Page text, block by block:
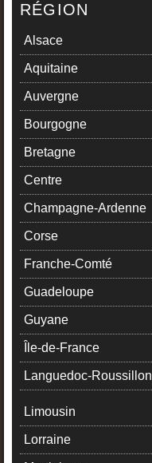
RÉGION
Alsace
Aquitaine
Auvergne
Bourgogne
Bretagne
Centre
Champagne-Ardenne
Corse
Franche-Comté
Guadeloupe
Guyane
Île-de-France
Languedoc-Roussillon
Limousin
Lorraine